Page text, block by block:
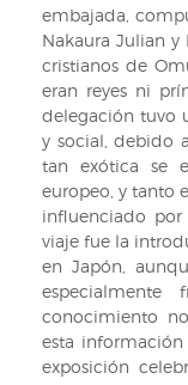
Nakaura;
lateral
izq
Hara
Martino;
en
centro:
Padre
Mesquita;
lateral
drcha
arriba:
Mancio
los
cuatro
representantes
japoneses.
(Signatura
061.43/WOR).
embajada,
Nakaura Julian y
cristianos de
eran reyes ni
delegación tuvo
y social, debido
tan exótica se
europeo, y tanto
influenciado
viaje fue la
en Japón,
conocimiento
esta
exposición